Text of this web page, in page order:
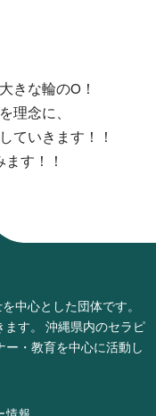
きな輪のO！
理念に、
ていきます！！
す！！
中心とした団体です。
す。 沖縄県内のセラピ
・教育を中心に活動し